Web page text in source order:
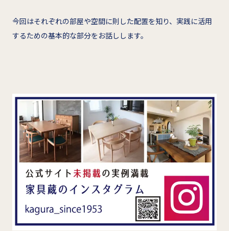
今回はそれぞれの部屋や空間に則した配置を知り、実践に活用
するための基本的な部分をお話しします。